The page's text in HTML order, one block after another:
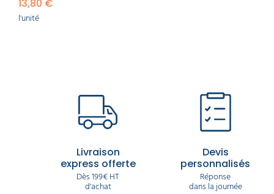
Abax, vous prolongez leur éclat, réduisez les coûts
d’entretien et valorisez l’image de votre entreprise
13,80 €
l'unité
Livraison
express offerte
Dès 199€ HT
d'achat
Devis
personnalisés
Réponse
dans la journée